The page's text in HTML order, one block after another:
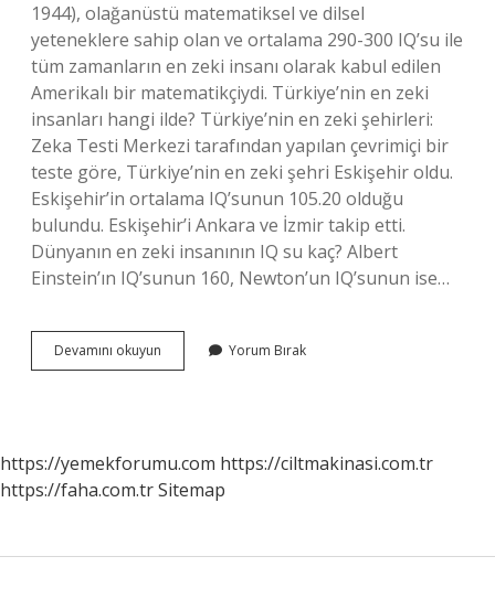
1944), olağanüstü matematiksel ve dilsel
yeteneklere sahip olan ve ortalama 290-300 IQ’su ile
tüm zamanların en zeki insanı olarak kabul edilen
Amerikalı bir matematikçiydi. Türkiye’nin en zeki
insanları hangi ilde? Türkiye’nin en zeki şehirleri:
Zeka Testi Merkezi tarafından yapılan çevrimiçi bir
teste göre, Türkiye’nin en zeki şehri Eskişehir oldu.
Eskişehir’in ortalama IQ’sunun 105.20 olduğu
bulundu. Eskişehir’i Ankara ve İzmir takip etti.
Dünyanın en zeki insanının IQ su kaç? Albert
Einstein’ın IQ’sunun 160, Newton’un IQ’sunun ise…
Devamını okuyun Türkiyenin
En
Yorum Bırak
https://yemekforumu.com https://ciltmakinasi.com.tr
https://faha.com.trSitemap